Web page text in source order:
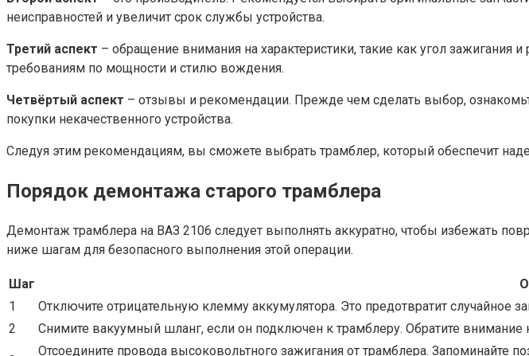
неисправностей и увеличит срок службы устройства.
Третий аспект – обращение внимания на характеристики, такие как угол
требованиям по мощности и стилю вождения.
Четвёртый аспект – отзывы и рекомендации. Прежде чем сделать выбор,
покупки некачественного устройства.
Следуя этим рекомендациям, вы сможете выбрать трамблер, который обеспечит
Порядок демонтажа старого трамблера
Демонтаж трамблера на ВАЗ 2106 следует выполнять аккуратно, чтобы избежать
ниже шагам для безопасного выполнения этой операции.
Шаг
1
Отключите отрицательную клемму аккумулятора. Это предотвратит случайное
2
Снимите вакуумный шланг, если он подключен к трамблеру. Обратите
Отсоедините провода высоковольтного зажигания от трамблера. Запоминайте